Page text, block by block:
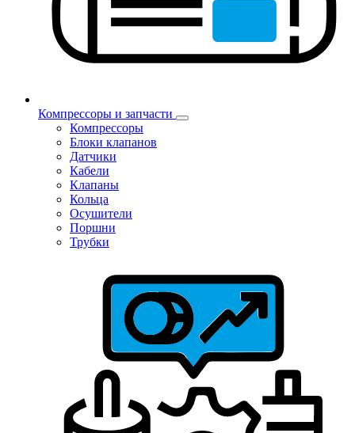
Компрессоры и запчасти
Компрессоры
Блоки клапанов
Датчики
Кабели
Клапаны
Кольца
Осушители
Поршни
Трубки